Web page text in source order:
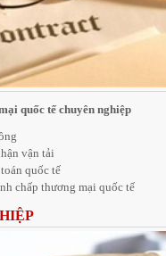
quốc tế chuyên nghiệp
vận tải
quốc tế
chấp thương mại quốc tế